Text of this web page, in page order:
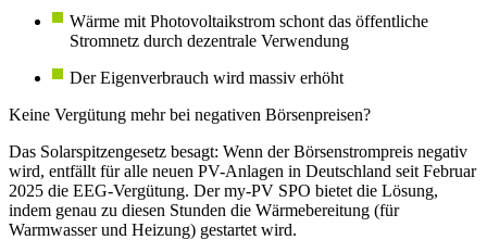
Wärme mit Photovoltaikstrom schont das öffentliche
Stromnetz durch dezentrale Verwendung
Der Eigenverbrauch wird massiv erhöht
Keine Vergütung mehr bei negativen Börsenpreisen?
Das Solarspitzengesetz besagt: Wenn der Börsenstrompreis negativ
wird, entfällt für alle neuen PV-Anlagen in Deutschland seit Februar
2025 die EEG-Vergütung. Der my-PV SPO bietet die Lösung,
indem genau zu diesen Stunden die Wärmebereitung (für
Warmwasser und Heizung) gestartet wird.